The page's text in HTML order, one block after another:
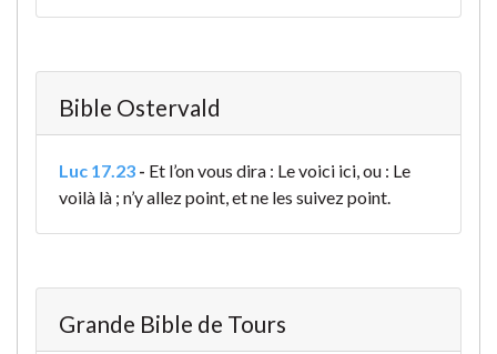
Bible Ostervald
Luc 17.23 - Et l’on vous dira : Le voici ici, ou : Le
voilà là ; n’y allez point, et ne les suivez point.
Grande Bible de Tours